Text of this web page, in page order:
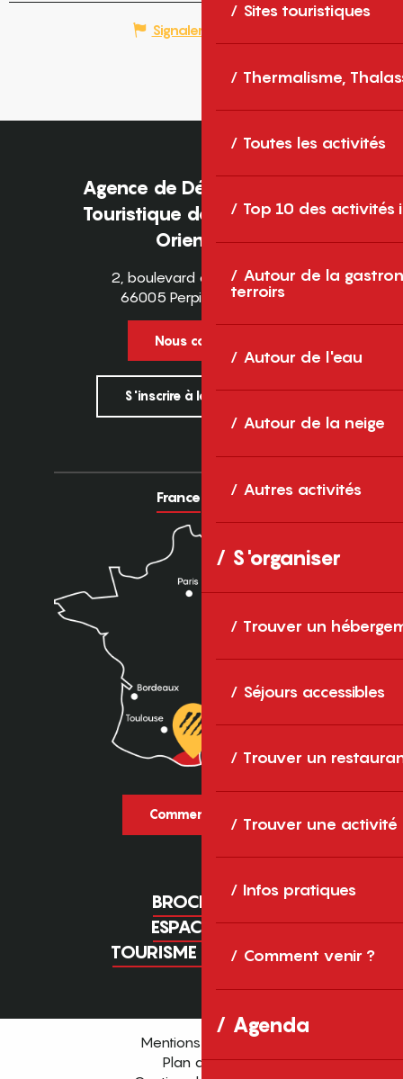
Sites touristiques
Thermalisme,
Toutes les activités
Top 10 des activités
Autour de la
terroirs
Autour de l'eau
Autour de la neige
Autres activités
S'organiser
Trouver un
Séjours accessibles
Trouver un
Trouver une activité
Infos pratiques
Comment venir ?
Agenda
Signaler une erreur
Agence de Développement
Touristique des Pyrénées-
Orientales
2, boulevard des Pyrénées
66005 Perpignan Cedex
Nous contacter
S'inscrire à la newsletter
France Europe
Comment venir ?
BROCHURES
ESPACE PRO
TOURISME D'AFFAIRES
Mentions légales
Plan du site